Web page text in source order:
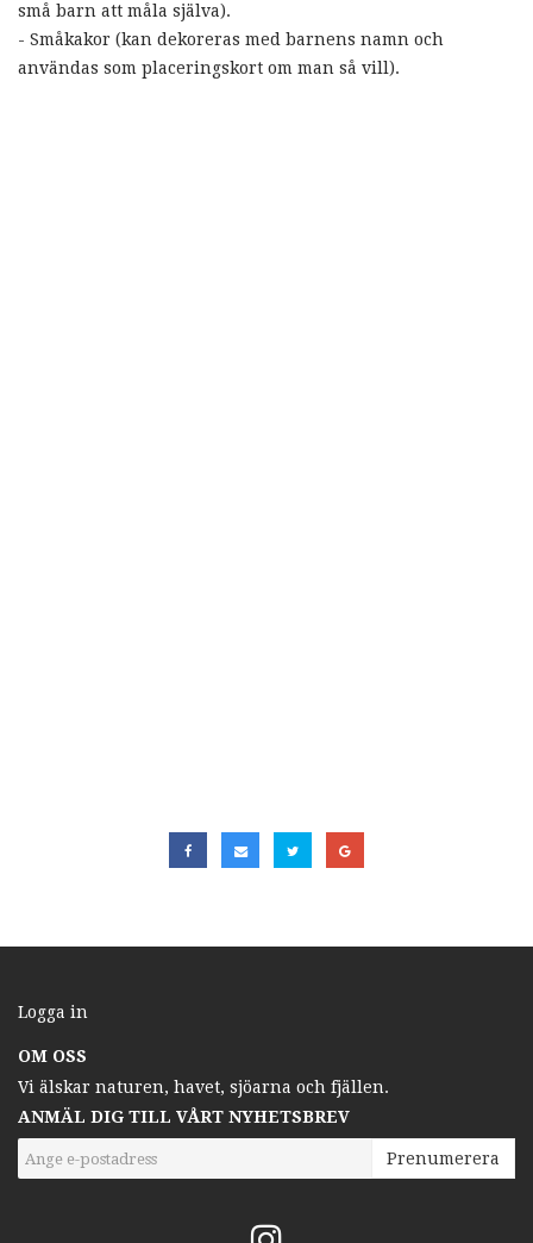
små barn att måla själva).
- Småkakor (kan dekoreras med barnens namn och
användas som placeringskort om man så vill).
Logga in
OM OSS
Vi älskar naturen, havet, sjöarna och fjällen.
ANMÄL DIG TILL VÅRT NYHETSBREV
Prenumerera